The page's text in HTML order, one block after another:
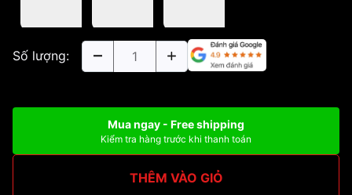
Số lượng:
Mua ngay - Free shipping
Kiểm tra hàng trước khi thanh toán
THÊM VÀO GIỎ